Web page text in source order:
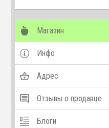
Магазин
Инфо
Адрес
Отзывы о продавце
Блоги